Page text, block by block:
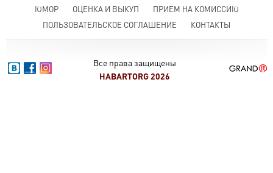
ЮМОР
ОЦЕНКА И ВЫКУП
ПРИЕМ НА КОМИССИЮ
ПОЛЬЗОВАТЕЛЬСКОЕ СОГЛАШЕНИЕ
КОНТАКТЫ
Все права защищены
HABARTORG 2026